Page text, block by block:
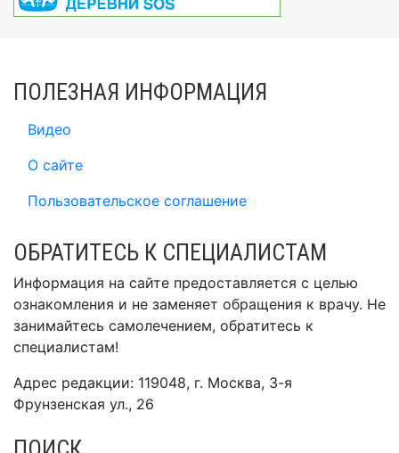
ПОЛЕЗНАЯ ИНФОРМАЦИЯ
Видео
О сайте
Пользовательское соглашение
ОБРАТИТЕСЬ К СПЕЦИАЛИСТАМ
Информация на сайте предоставляется с целью
ознакомления и не заменяет обращения к врачу. Не
занимайтесь самолечением, обратитесь к
специалистам!
Адрес редакции: 119048, г. Москва, 3-я
Фрунзенская ул., 26